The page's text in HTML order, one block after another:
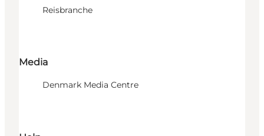
Reisbranche
Media
Denmark Media Centre